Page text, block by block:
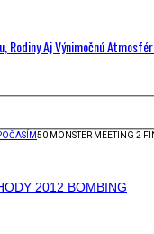
Rodiny Aj Výnimočnú
50 MONSTER MEETING 2